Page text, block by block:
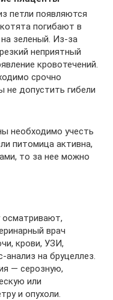
петли появляются
погибают в
зеленый. Из-за
неприятный
кровотечений.
срочно
не допустить гибели
необходимо учесть
питомица активна,
то за нее можно
осматривают,
врач
крови, УЗИ,
на бруцеллез.
— серозную,
или
и опухоли.